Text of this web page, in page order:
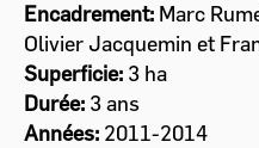
Encadrement: Marc
Olivier Jacquemin et
Superficie: 3 ha
Durée: 3 ans
Années: 2011-2014